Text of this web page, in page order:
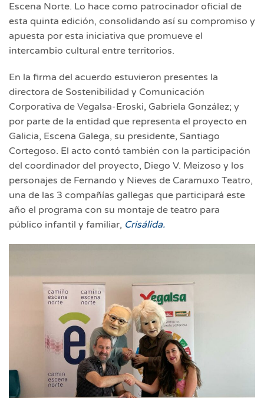
Escena Norte. Lo hace como patrocinador oficial de
esta quinta edición, consolidando así su compromiso y
apuesta por esta iniciativa que promueve el
intercambio cultural entre territorios.
En la firma del acuerdo estuvieron presentes la
directora de Sostenibilidad y Comunicación
Corporativa de Vegalsa-Eroski, Gabriela González; y
por parte de la entidad que representa el proyecto en
Galicia, Escena Galega, su presidente, Santiago
Cortegoso. El acto contó también con la participación
del coordinador del proyecto, Diego V. Meizoso y los
personajes de Fernando y Nieves de Caramuxo Teatro,
una de las 3 compañías gallegas que participará este
año el programa con su montaje de teatro para
público infantil y familiar, Crisálida.